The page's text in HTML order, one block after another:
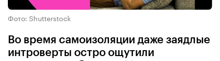
Фото: Shutterstock
Во время самоизоляции даже заядлые
интроверты остро ощутили